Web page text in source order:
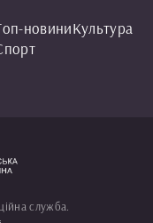
новиниКультура
служба.